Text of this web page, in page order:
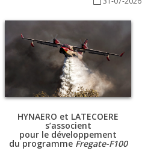
HYNAERO et LATECOERE
s’associent
pour le développement
du programme Fregate-F100